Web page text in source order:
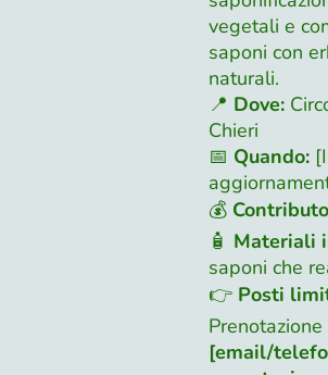
vegetali e
saponi con
naturali.
📍 Dove:
Chieri
📅 Quando:
💰
🧴 Materiali
saponi che
👉 Posti
[email/